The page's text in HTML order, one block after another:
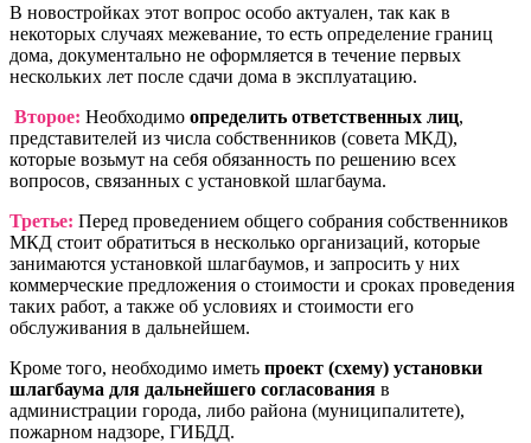
В новостройках этот вопрос особо актуален, так как в
некоторых случаях межевание, то есть определение границ
дома, документально не оформляется в течение первых
нескольких лет после сдачи дома в эксплуатацию.
Второе: Необходимо определить ответственных лиц,
представителей из числа собственников (совета МКД),
которые возьмут на себя обязанность по решению всех
вопросов, связанных с установкой шлагбаума.
Третье: Перед проведением общего собрания собственников
МКД стоит обратиться в несколько организаций, которые
занимаются установкой шлагбаумов, и запросить у них
коммерческие предложения о стоимости и сроках проведения
таких работ, а также об условиях и стоимости его
обслуживания в дальнейшем.
Кроме того, необходимо иметь проект (схему) установки
шлагбаума для дальнейшего согласования в
администрации города, либо района (муниципалитете),
пожарном надзоре, ГИБДД.